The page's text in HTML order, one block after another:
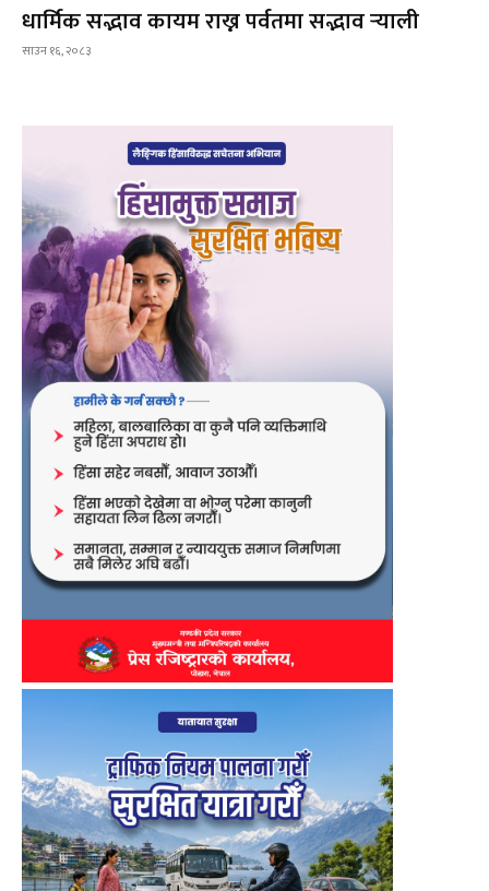
धार्मिक सद्भाव कायम राख्न पर्वतमा सद्भाव र्‍याली
साउन १६, २०८३